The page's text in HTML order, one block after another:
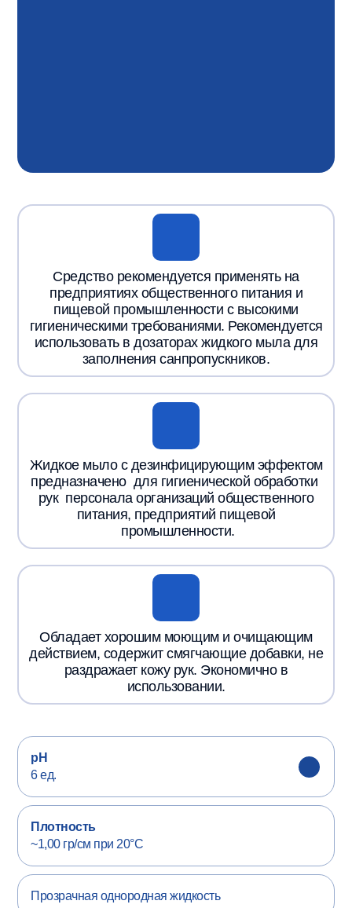
Средство рекомендуется применять на
предприятиях общественного питания и
пищевой промышленности с высокими
гигиеническими требованиями. Рекомендуется
использовать в дозаторах жидкого мыла для
заполнения санпропускников.
Жидкое мыло с дезинфицирующим эффектом
предназначено для гигиенической обработки
рук персонала организаций общественного
питания, предприятий пищевой
промышленности.
Обладает хорошим моющим и очищающим
действием, содержит смягчающие добавки, не
раздражает кожу рук. Экономично в
использовании.
pH
6 ед.
Плотность
~1,00 гр/см при 20°С
Прозрачная однородная жидкость